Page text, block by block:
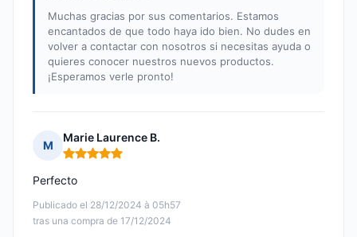
Muchas gracias por sus comentarios. Estamos
encantados de que todo haya ido bien. No dudes en
volver a contactar con nosotros si necesitas ayuda o
quieres conocer nuestros nuevos productos.
¡Esperamos verle pronto!
M
Marie Laurence B.
Nota: 5 de 5
Publicado el 28/12/2024 à 05h57
tras una compra de 17/12/2024
Perfecto